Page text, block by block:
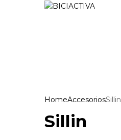
HomeAccesoriosSillin
Sillin